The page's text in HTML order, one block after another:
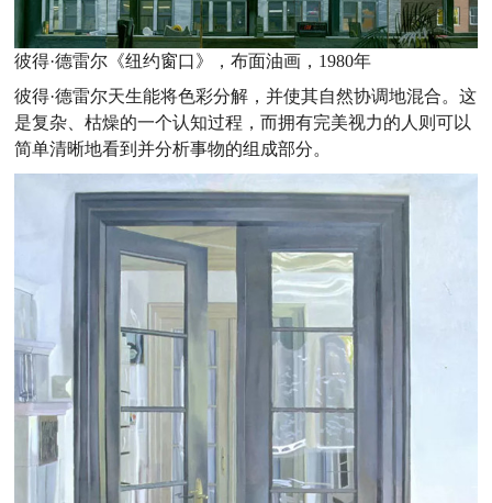
彼得·德雷尔《纽约窗口》，布面油画，1980年
彼得·德雷尔天生能将色彩分解，并使其自然协调地混合。这
是复杂、枯燥的一个认知过程，而拥有完美视力的人则可以
简单清晰地看到并分析事物的组成部分。